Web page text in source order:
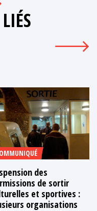
des
de sortir
et sportives :
organisations